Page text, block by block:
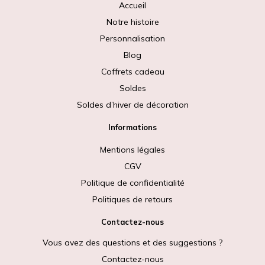
Accueil
Notre histoire
Personnalisation
Blog
Coffrets cadeau
Soldes
Soldes d’hiver de décoration
Informations
Mentions légales
CGV
Politique de confidentialité
Politiques de retours
Contactez-nous
Vous avez des questions et des suggestions ?
Contactez-nous